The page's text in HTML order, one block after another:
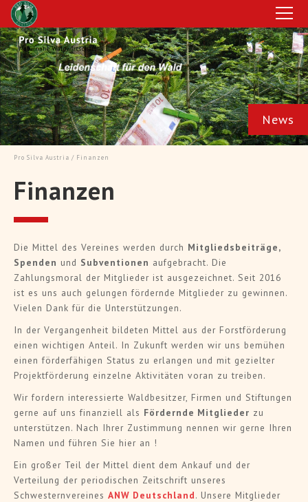
News
Dauerwaldbeispiele in Deutschland
– Dauerwaldbewirtschaftung in Bayern und
Hessen" - Pro Silva Exkursion nach Deutschland
Pro Silva Austria / Finanzen
Finanzen
Die Mittel des Vereines werden durch Mitgliedsbeiträge,
Spenden und Subventionen aufgebracht. Die
Zahlungsmoral der Mitglieder ist ausgezeichnet. Seit 2016
ist es uns auch gelungen fördernde Mitglieder zu gewinnen.
Vielen Dank für die Unterstützungen.
In der Vergangenheit bildeten Mittel aus der Forstförderung
einen wichtigen Anteil. In Zukunft werden wir uns bemühen
einen förderfähigen Status zu erlangen und mit gezielter
Projektförderung einzelne Aktivitäten voran zu treiben.
Wir fordern interessierte Waldbesitzer, Firmen und Stiftungen
gerne auf uns finanziell als Fördernde Mitglieder zu
unterstützen. Nach Ihrer Zustimmung nennen wir gerne Ihren
Namen und führen Sie hier an !
Ein großer Teil der Mittel dient dem Ankauf und der
Verteilung der periodischen Zeitschrift unseres
Schwesternvereines ANW Deutschland. Unsere Mitglieder